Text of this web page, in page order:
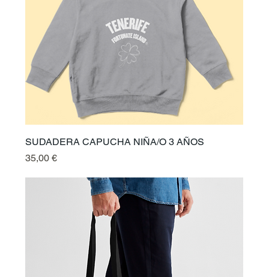
SUDADERA CAPUCHA NIÑA/O 3 AÑOS
Preis
35,00 €